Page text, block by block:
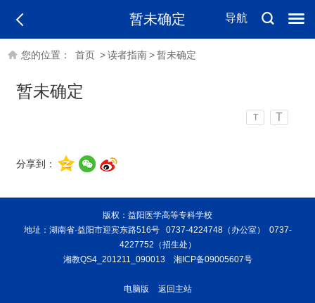
导航
暂未确定
您的位置： 首页 >读者指南>暂未确定
暂未确定
T T
分享到：
版权：益阳医学高等专科学校
地址：湖南省·益阳市迎宾东路516号 0737-4224748（办公室） 0737-
4227752（招生处）
湘教QS4_201211_090013 湘ICP备09005607号
电脑版 返回主站